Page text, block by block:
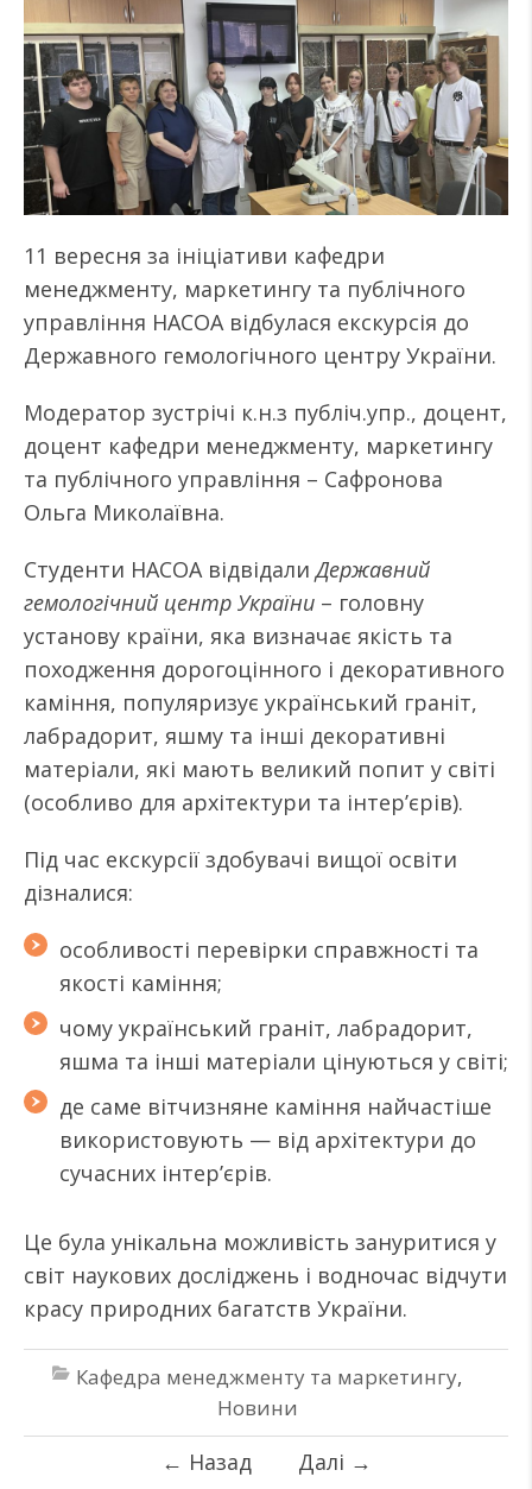
11 вересня за ініціативи кафедри
менеджменту, маркетингу та публічного
управління НАСОА відбулася екскурсія до
Державного гемологічного центру України.
Модератор зустрічі к.н.з публіч.упр., доцент,
доцент кафедри менеджменту, маркетингу
та публічного управління – Сафронова
Ольга Миколаївна.
Студенти НАСОА відвідалиДержавний
гемологічний центр України – головну
установу країни, яка визначає якість та
походження дорогоцінного і декоративного
каміння, популяризує український граніт,
лабрадорит, яшму та інші декоративні
матеріали, які мають великий попит у світі
(особливо для архітектури та інтер’єрів).
Під час екскурсії здобувачі вищої освіти
дізналися:
особливості перевірки справжності та
якості каміння;
чому український граніт, лабрадорит,
яшма та інші матеріали цінуються у світі;
де саме вітчизняне каміння найчастіше
використовують — від архітектури до
сучасних інтер’єрів.
Це була унікальна можливість зануритися у
світ наукових досліджень і водночас відчути
красу природних багатств України.
Кафедра менеджменту та маркетингу,
Новини
← Назад Далі →